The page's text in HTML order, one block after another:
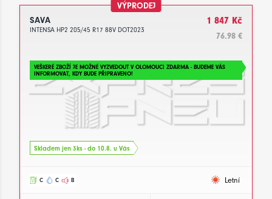
VÝPRODEJ
SAVA
INTENSA HP2 205/45 R17 88V DOT2023
1 847 Kč
76.98 €
VEŠKERÉ ZBOŽÍ JE MOŽNÉ VYZVEDOUT V OLOMOUCI ZDARMA - BUDEME VÁS
INFORMOVAT, KDY BUDE PŘIPRAVENO!
Skladem jen 3ks - do 10.8. u Vás
C C B Letní